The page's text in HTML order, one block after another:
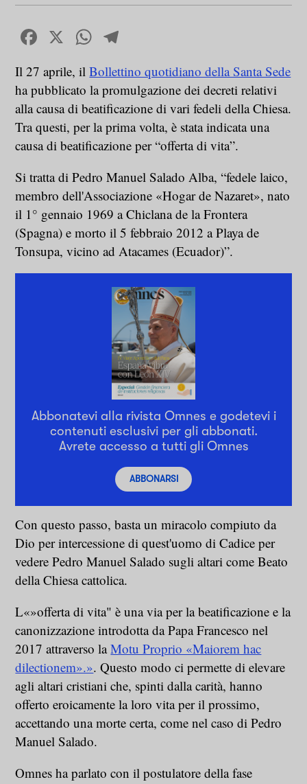
Facebook
X WhatsApp
Il 27 aprile, ilBollettino quotidiano della Santa Sede
ha pubblicato la promulgazione dei decreti relativi
alla causa di beatificazione di vari fedeli della Chiesa.
Tra questi, per la prima volta, è stata indicata una
causa di beatificazione per “offerta di vita”.
Si tratta di Pedro Manuel Salado Alba, “fedele laico,
membro dell'Associazione «Hogar de Nazaret», nato
il 1° gennaio 1969 a Chiclana de la Frontera
(Spagna) e morto il 5 febbraio 2012 a Playa de
Tonsupa, vicino ad Atacames (Ecuador)”.
Abbonatevi alla rivista Omnes e godetevi i
contenuti esclusivi per gli abbonati.
Avrete accesso a tutti gli Omnes
ABBONARSI
Con questo passo, basta un miracolo compiuto da
Dio per intercessione di quest'uomo di Cadice per
vedere Pedro Manuel Salado sugli altari come Beato
della Chiesa cattolica.
L«»offerta di vita" è una via per la beatificazione e la
canonizzazione introdotta da Papa Francesco nel
2017 attraverso laMotu Proprio «Maiorem hac
dilectionem».». Questo modo ci permette di elevare
agli altari cristiani che, spinti dalla carità, hanno
offerto eroicamente la loro vita per il prossimo,
accettando una morte certa, come nel caso di Pedro
Manuel Salado.
Omnes ha parlato con il postulatore della fase